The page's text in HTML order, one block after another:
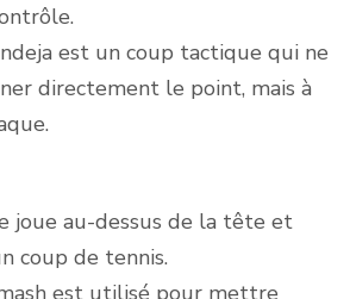
est un coup tactique qui ne
directement le point, mais à
joue au-dessus de la tête et
coup de tennis.
est utilisé pour mettre